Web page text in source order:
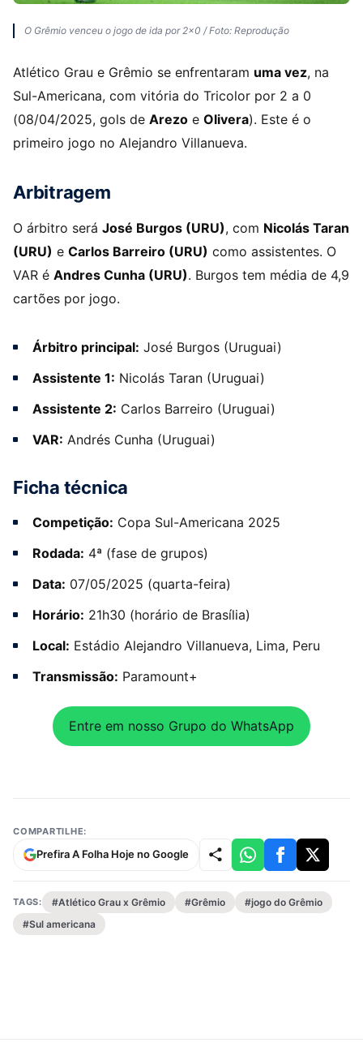
O Grêmio venceu o jogo de ida por 2×0 / Foto: Reprodução
Atlético Grau e Grêmio se enfrentaram uma vez, na
Sul-Americana, com vitória do Tricolor por 2 a 0
(08/04/2025, gols de Arezo e Olivera). Este é o
primeiro jogo no Alejandro Villanueva.
Arbitragem
O árbitro será José Burgos (URU), com Nicolás Taran
(URU) e Carlos Barreiro (URU) como assistentes. O
VAR é Andres Cunha (URU). Burgos tem média de 4,9
cartões por jogo.
Árbitro principal: José Burgos (Uruguai)
Assistente 1: Nicolás Taran (Uruguai)
Assistente 2: Carlos Barreiro (Uruguai)
VAR: Andrés Cunha (Uruguai)
Ficha técnica
Competição: Copa Sul-Americana 2025
Rodada: 4ª (fase de grupos)
Data: 07/05/2025 (quarta-feira)
Horário: 21h30 (horário de Brasília)
Local: Estádio Alejandro Villanueva, Lima, Peru
Transmissão: Paramount+
Entre em nosso Grupo do WhatsApp
COMPARTILHE:
Prefira A Folha Hoje no Google
TAGS: #Atlético Grau x Grêmio #Grêmio
#jogo do Grêmio
#Sul americana